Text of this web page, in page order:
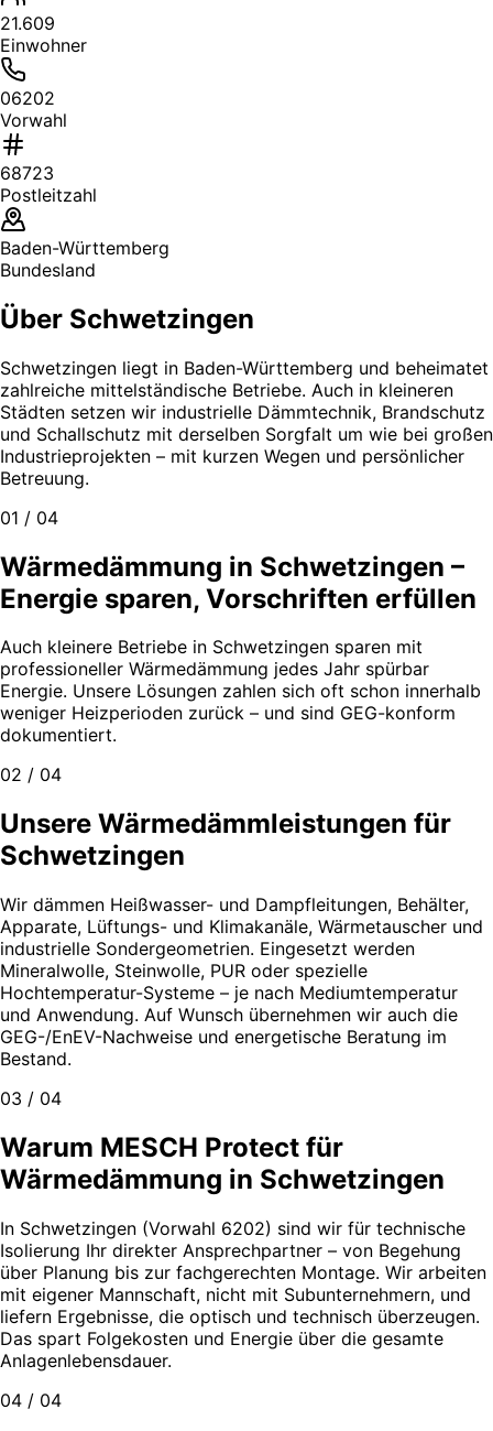
21.609
Einwohner
06202
Vorwahl
68723
Postleitzahl
Baden-Württemberg
Bundesland
Über Schwetzingen
Schwetzingen liegt in Baden-Württemberg und beheimatet
zahlreiche mittelständische Betriebe. Auch in kleineren
Städten setzen wir industrielle Dämmtechnik, Brandschutz
und Schallschutz mit derselben Sorgfalt um wie bei großen
Industrieprojekten – mit kurzen Wegen und persönlicher
Betreuung.
01 / 04
Wärmedämmung in Schwetzingen –
Energie sparen, Vorschriften erfüllen
Auch kleinere Betriebe in Schwetzingen sparen mit
professioneller Wärmedämmung jedes Jahr spürbar
Energie. Unsere Lösungen zahlen sich oft schon innerhalb
weniger Heizperioden zurück – und sind GEG-konform
dokumentiert.
02 / 04
Unsere Wärmedämmleistungen für
Schwetzingen
Wir dämmen Heißwasser- und Dampfleitungen, Behälter,
Apparate, Lüftungs- und Klimakanäle, Wärmetauscher und
industrielle Sondergeometrien. Eingesetzt werden
Mineralwolle, Steinwolle, PUR oder spezielle
Hochtemperatur-Systeme – je nach Mediumtemperatur
und Anwendung. Auf Wunsch übernehmen wir auch die
GEG-/EnEV-Nachweise und energetische Beratung im
Bestand.
03 / 04
Warum MESCH Protect für
Wärmedämmung in Schwetzingen
In Schwetzingen (Vorwahl 6202) sind wir für technische
Isolierung Ihr direkter Ansprechpartner – von Begehung
über Planung bis zur fachgerechten Montage. Wir arbeiten
mit eigener Mannschaft, nicht mit Subunternehmern, und
liefern Ergebnisse, die optisch und technisch überzeugen.
Das spart Folgekosten und Energie über die gesamte
Anlagenlebensdauer.
04 / 04